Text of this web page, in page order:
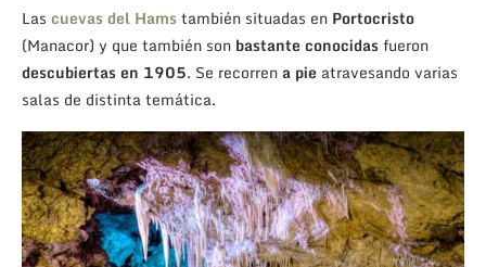
Las cuevas del Hamstambién situadas en Portocristo
(Manacor) y que también son bastante conocidasfueron
descubiertas en 1905. Se recorrena pie atravesando varias
salas de distinta temática.